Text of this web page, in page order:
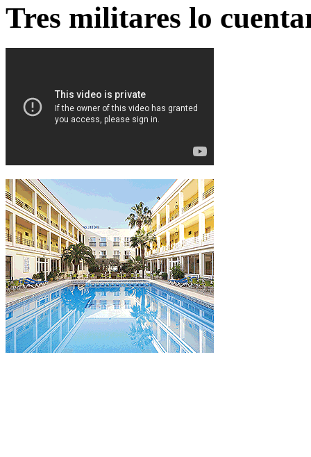
Tres militares lo